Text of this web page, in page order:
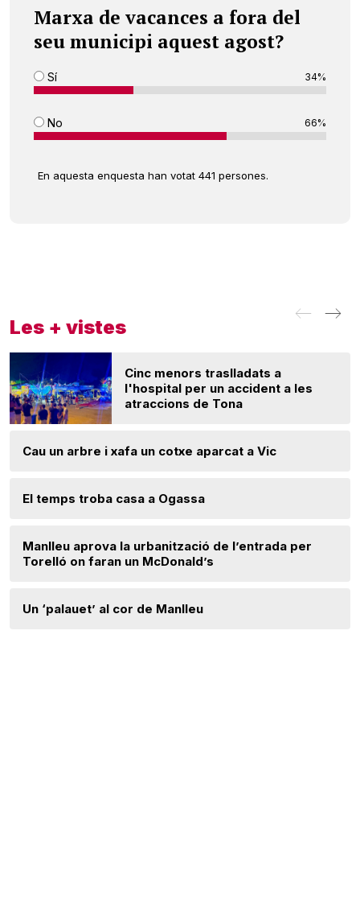
Marxa de vacances a fora del
seu municipi aquest agost?
Sí 34%
No 66%
En aquesta enquesta han votat 441 persones.
Les + vistes
Cinc menors traslladats a
l'hospital per un accident a les
atraccions de Tona
Cau un arbre i xafa un cotxe aparcat a Vic
El temps troba casa a Ogassa
Manlleu aprova la urbanització de l’entrada per
Torelló on faran un McDonald’s
Un ‘palauet’ al cor de Manlleu